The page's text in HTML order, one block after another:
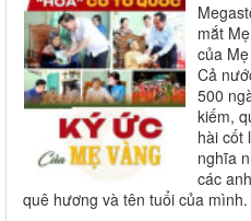
mắt
của
Cả
500
kiếm,
hài cốt
nghĩa
các
quê hương và tên tuổi của mình.